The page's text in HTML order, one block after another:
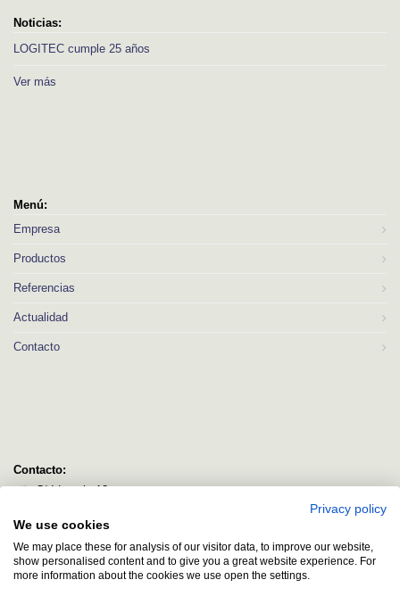
Noticias:
LOGITEC cumple 25 años
Ver más
Menú:
Empresa
Productos
Referencias
Actualidad
Contacto
Contacto:
C/ Idorsolo 13
Bizkaia
logitec@logitecsl.net
+34 944 544 580
Privacy policy
We use cookies
We may place these for analysis of our visitor data, to improve our website,
show personalised content and to give you a great website experience. For
more information about the cookies we use open the settings.